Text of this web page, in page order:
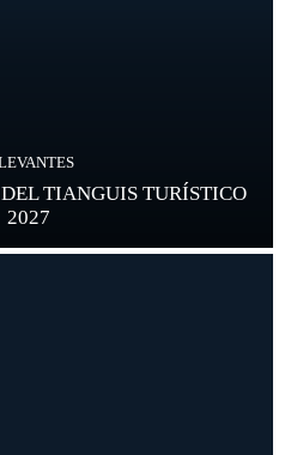
TIANGUIS TURÍSTICO
2027